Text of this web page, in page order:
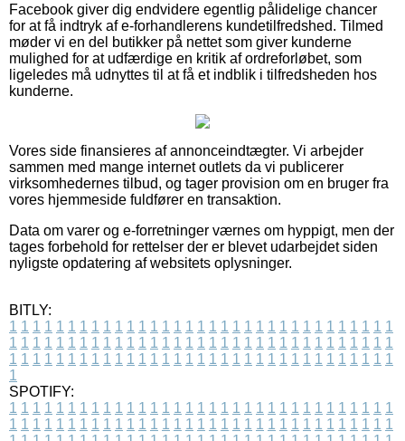
Facebook giver dig endvidere egentlig pålidelige chancer
for at få indtryk af e-forhandlerens kundetilfredshed. Tilmed
møder vi en del butikker på nettet som giver kunderne
mulighed for at udfærdige en kritik af ordreforløbet, som
ligeledes må udnyttes til at få et indblik i tilfredsheden hos
kunderne.
Vores side finansieres af annonceindtægter. Vi arbejder
sammen med mange internet outlets da vi publicerer
virksomhedernes tilbud, og tager provision om en bruger fra
vores hjemmeside fuldfører en transaktion.
Data om varer og e-forretninger værnes om hyppigt, men der
tages forbehold for rettelser der er blevet udarbejdet siden
nyligste opdatering af websitets oplysninger.
BITLY:
1 1 1 1 1 1 1 1 1 1 1 1 1 1 1 1 1 1 1 1 1 1 1 1 1 1 1 1 1 1 1 1 1
1 1 1 1 1 1 1 1 1 1 1 1 1 1 1 1 1 1 1 1 1 1 1 1 1 1 1 1 1 1 1 1 1
1 1 1 1 1 1 1 1 1 1 1 1 1 1 1 1 1 1 1 1 1 1 1 1 1 1 1 1 1 1 1 1 1
1
SPOTIFY:
1 1 1 1 1 1 1 1 1 1 1 1 1 1 1 1 1 1 1 1 1 1 1 1 1 1 1 1 1 1 1 1 1
1 1 1 1 1 1 1 1 1 1 1 1 1 1 1 1 1 1 1 1 1 1 1 1 1 1 1 1 1 1 1 1 1